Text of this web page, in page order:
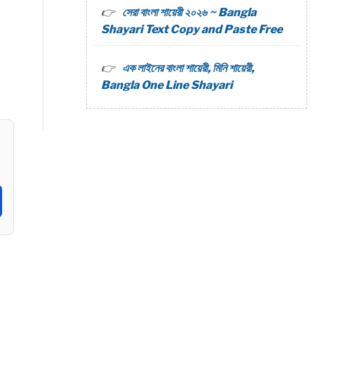
সেরা বাংলা শায়েরী ২০২৬ ~ Bangla
Shayari Text Copy and Paste Free
এক লাইনের বাংলা শায়েরী, মিনি শায়েরী,
Bangla One Line Shayari